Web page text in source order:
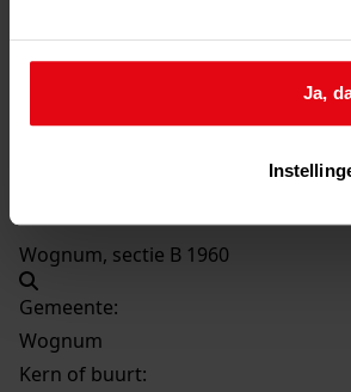
Ja,
Nieuw adres:
Wognum, Grietje Slagterlaan 12
Wognum, sectie B 1960
Gemeente:
Wognum
Kern of buurt: